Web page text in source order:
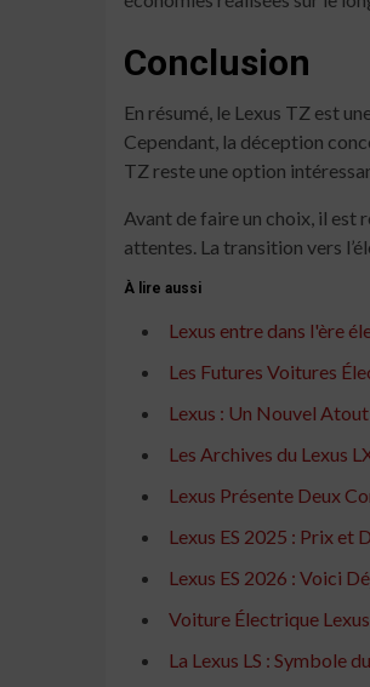
Conclusion
En résumé, le Lexus TZ est
Cependant, la déception
TZ reste une option
Avant de faire un choix, il est
attentes. La transition vers
À lire aussi
Lexus entre dans l'ère
Les Futures Voitures
Lexus : Un Nouvel
Les Archives du Lexus
Lexus Présente Deux
Lexus ES 2025 : Prix et
Lexus ES 2026 : Voici
Voiture Électrique
La Lexus LS : Symbole